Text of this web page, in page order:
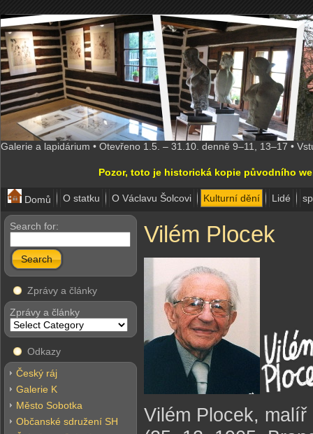
Galerie a lapidárium • Otevřeno 1.5. – 31.10. denně 9–11, 13–17 •
Pozor, toto je historická kopie původního
Domů O statku O Václavu Šolcovi Kulturní dění Lidé
Search for:
Search
Zprávy a články
Zprávy a články
Odkazy
Český ráj
Galerie K
Město Sobotka
Občanské sdružení SH
Vilém Plocek
Vilém Plocek, malíř